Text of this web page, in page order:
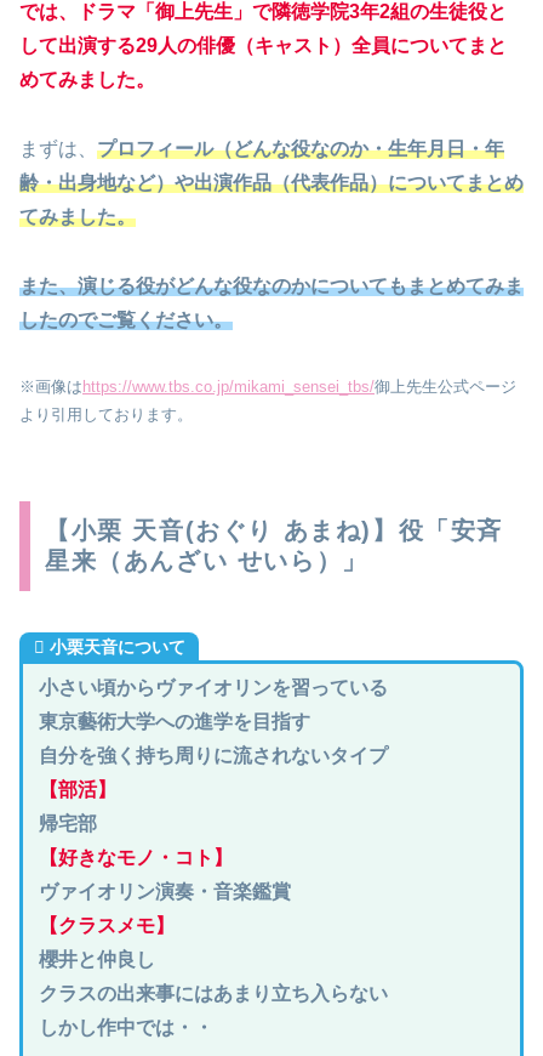
では、ドラマ「 御上先生 」で隣徳学院3年2組の生徒役と
して出演する29人の俳優（キャスト）全員についてまと
めてみました。
まずは、 プロフィール（どんな役なのか・生年月日・年
齢・出身地など）や出演作品（代表作品）についてまとめ
てみました。
また、演じる役がどんな役なのかについてもまとめてみま
したのでご覧ください。
※画像はhttps://www.tbs.co.jp/mikami_sensei_tbs/御上先生公式ページ
より引用しております。
【小栗 天音(おぐり あまね)】役「安斉
星来（あんざい せいら）」
小栗天音について
小さい頃からヴァイオリンを習っている
東京藝術大学への進学を目指す
自分を強く持ち周りに流されないタイプ
【部活】
帰宅部
【好きなモノ・コト】
ヴァイオリン演奏・音楽鑑賞
【クラスメモ】
櫻井と仲良し
クラスの出来事にはあまり立ち入らない
しかし作中では・・